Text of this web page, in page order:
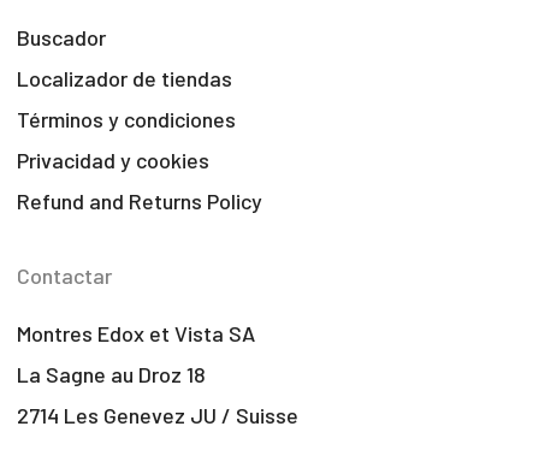
Buscador
Localizador de tiendas
Términos y condiciones
Privacidad y cookies
Refund and Returns Policy
Contactar
Montres Edox et Vista SA
La Sagne au Droz 18
2714 Les Genevez JU / Suisse